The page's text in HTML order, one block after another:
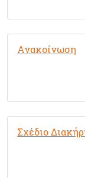
Ανακοίνωση
Σχέδιο